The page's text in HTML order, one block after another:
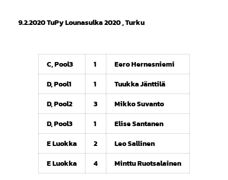
9.2.2020 TuPy Lounasulka 2020 , Turku
C, Pool3 1
Eero Hernesniemi
D, Pool1
1
Tuukka Jänttilä
D, Pool2
3
Mikko Suvanto
D, Pool3
1
Elise Santanen
E Luokka
2
Leo Sallinen
E Luokka
4 Minttu Ruotsalainen